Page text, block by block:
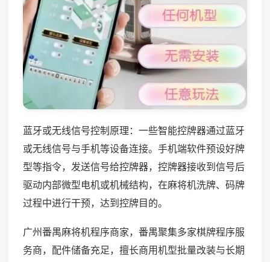
蓝牙或无线信号控制原理：一些智能控牌器通过蓝牙
或无线信号与手机等设备连接。手机端软件预设好牌
型等指令，发送信号给控牌器，控牌器接收到信号后
驱动内部微型电机或机械结构，在麻将机洗牌、码牌
过程中进行干预，达到控牌目的。
广州番禺麻将机程序商家，番禺聚集多家棋牌程序服
务商，配件储备充足，擅长商用机型批量改装与长期